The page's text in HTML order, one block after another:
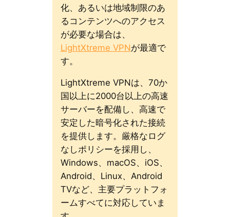
化、あるいは地域制限のあ
るコンテンツへのアクセス
が必要な場合は、
LightXtreme VPNが最適で
す。
LightXtreme VPNは、70か
国以上に2000台以上の高速
サーバーを配備し、高速で
安定した暗号化された接続
を提供します。厳格なログ
なしポリシーを採用し、
Windows、macOS、iOS、
Android、Linux、Android
TVなど、主要プラットフォ
ームすべてに対応していま